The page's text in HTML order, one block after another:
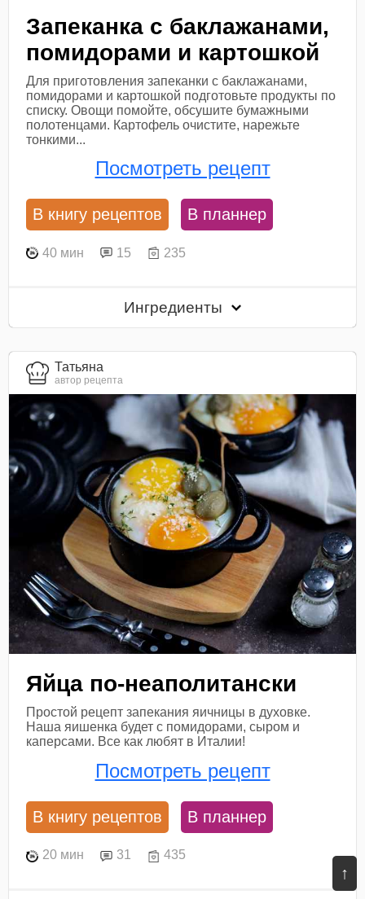
↑
Запеканка с баклажанами,
помидорами и картошкой
Для приготовления запеканки с баклажанами,
помидорами и картошкой подготовьте продукты по
списку. Овощи помойте, обсушите бумажными
полотенцами. Картофель очистите, нарежьте
тонкими...
Посмотреть рецепт
В книгу рецептов В планнер
40 мин 15 235
Ингредиенты
Татьяна
автор рецепта
Яйца по-неаполитански
Простой рецепт запекания яичницы в духовке.
Наша яишенка будет с помидорами, сыром и
каперсами. Все как любят в Италии!
Посмотреть рецепт
В книгу рецептов В планнер
20 мин 31 435